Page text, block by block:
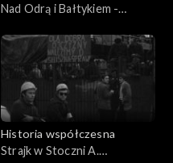
Nad Odrą i Bałtykiem -
Historia współczesna
Strajk w Stoczni A.